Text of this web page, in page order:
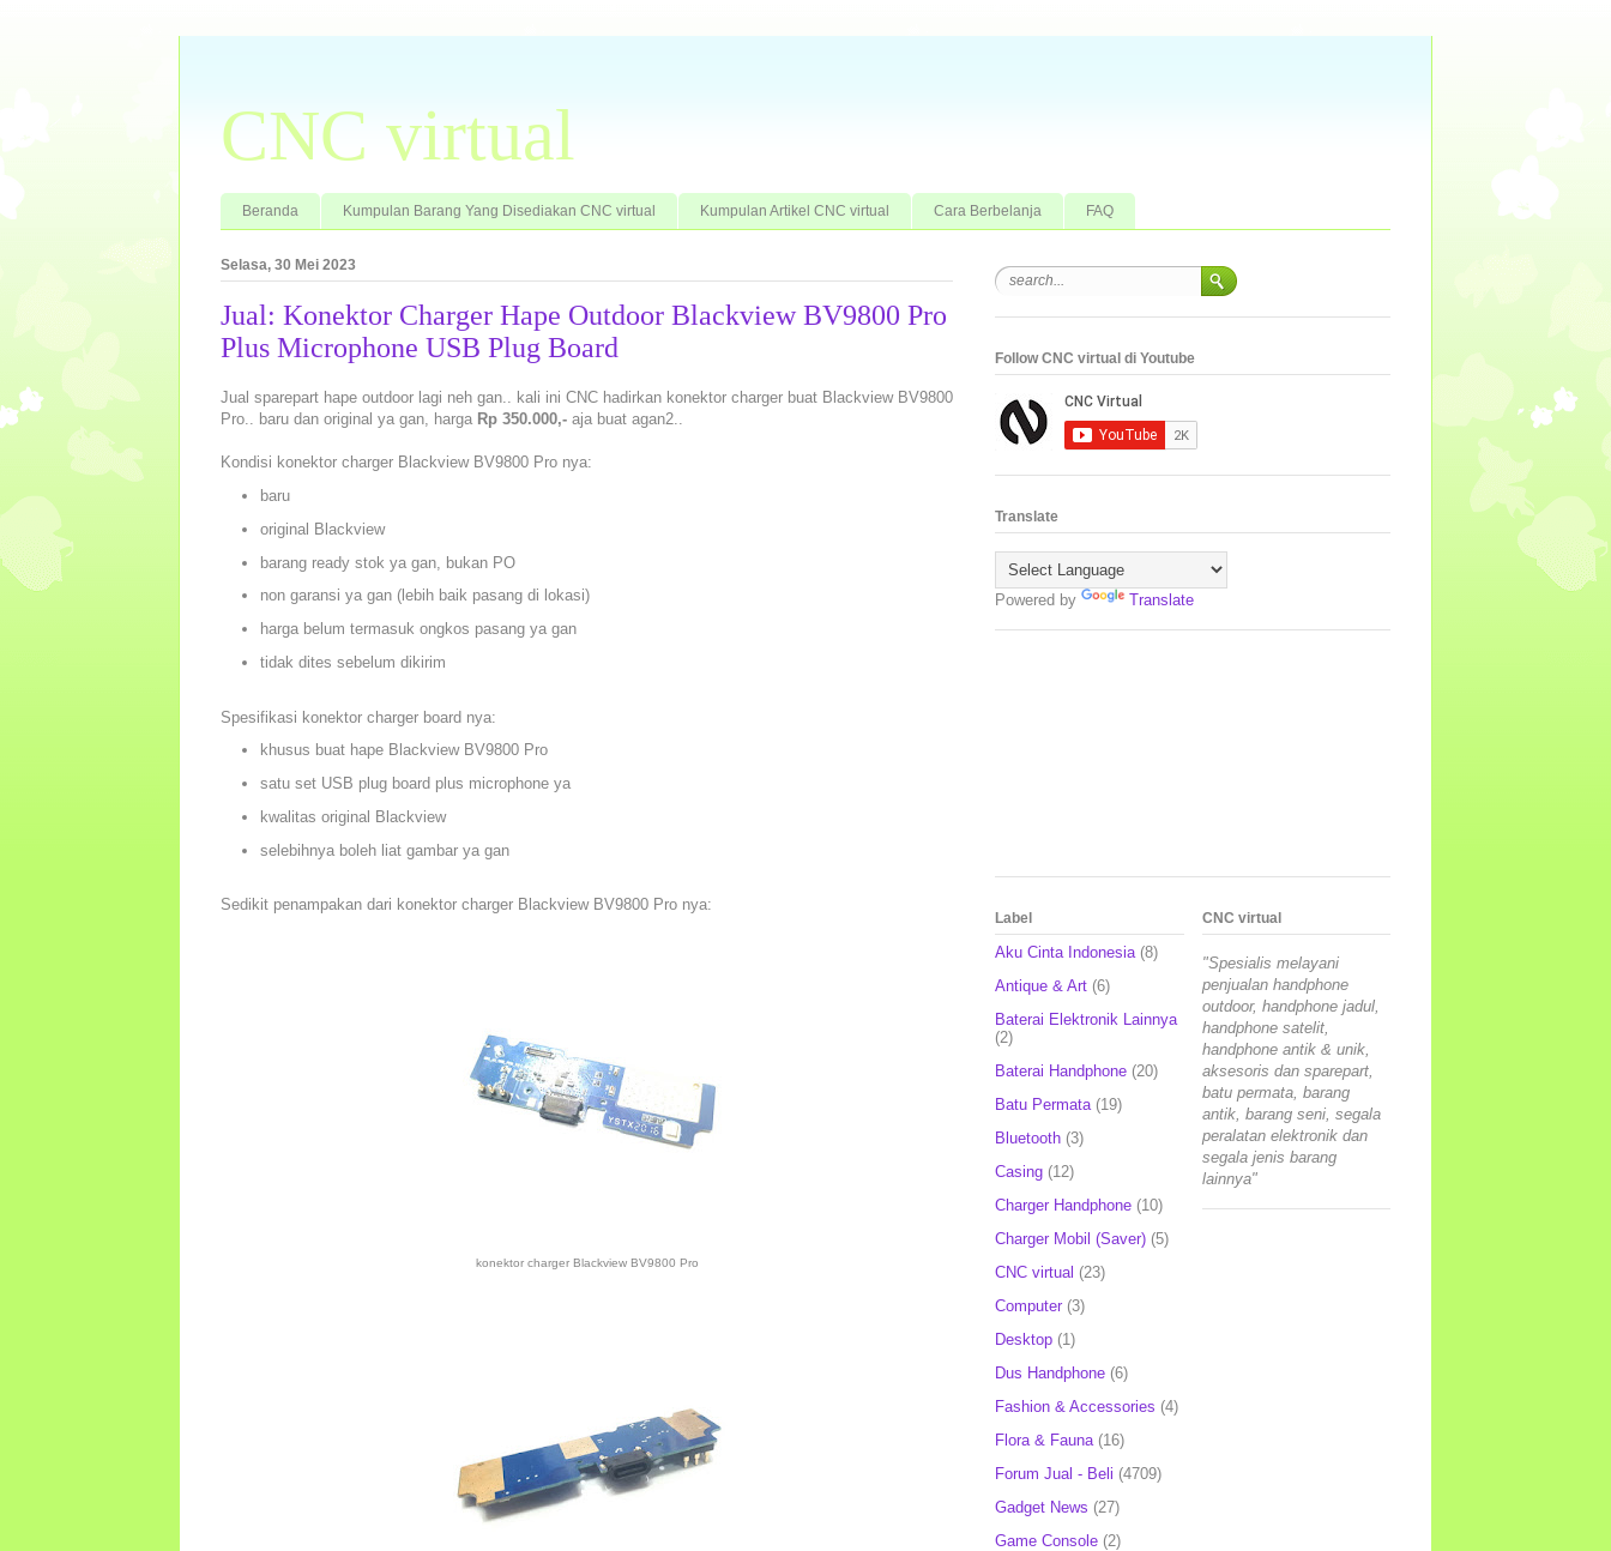
CNC virtual
Beranda Kumpulan Barang Yang Disediakan CNC virtual Kumpulan Artikel CNC virtual Cara Berbelanja FAQ
Selasa, 30 Mei 2023
Jual: Konektor Charger Hape Outdoor Blackview BV9800 Pro
Plus Microphone USB Plug Board
Jual sparepart hape outdoor lagi neh gan.. kali ini CNC hadirkan konektor charger buat Blackview BV9800
Pro.. baru dan original ya gan, harga Rp 350.000,- aja buat agan2..
Kondisi konektor charger Blackview BV9800 Pro nya:
baru
original Blackview
barang ready stok ya gan, bukan PO
non garansi ya gan (lebih baik pasang di lokasi)
harga belum termasuk ongkos pasang ya gan
tidak dites sebelum dikirim
Spesifikasi konektor charger board nya:
khusus buat hape Blackview BV9800 Pro
satu set USB plug board plus microphone ya
kwalitas original Blackview
selebihnya boleh liat gambar ya gan
Sedikit penampakan dari konektor charger Blackview BV9800 Pro nya:
konektor charger Blackview BV9800 Pro
Follow CNC virtual di Youtube
Translate
Powered by Translate
Label
Aku Cinta Indonesia (8)
Antique & Art (6)
Baterai Elektronik Lainnya
(2)
Baterai Handphone (20)
Batu Permata (19)
Bluetooth (3)
Casing (12)
Charger Handphone (10)
Charger Mobil (Saver) (5)
CNC virtual (23)
Computer (3)
Desktop (1)
Dus Handphone (6)
Fashion & Accessories (4)
Flora & Fauna (16)
Forum Jual - Beli (4709)
Gadget News (27)
Game Console (2)
CNC virtual
"Spesialis melayani
penjualan handphone
outdoor, handphone jadul,
handphone satelit,
handphone antik & unik,
aksesoris dan sparepart,
batu permata, barang
antik, barang seni, segala
peralatan elektronik dan
segala jenis barang
lainnya"